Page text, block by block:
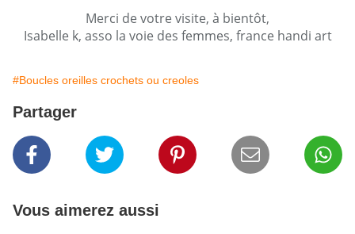
Merci de votre visite, à bientôt,
Isabelle k, asso la voie des femmes, france handi art
#Boucles oreilles crochets ou creoles
Partager
Vous aimerez aussi